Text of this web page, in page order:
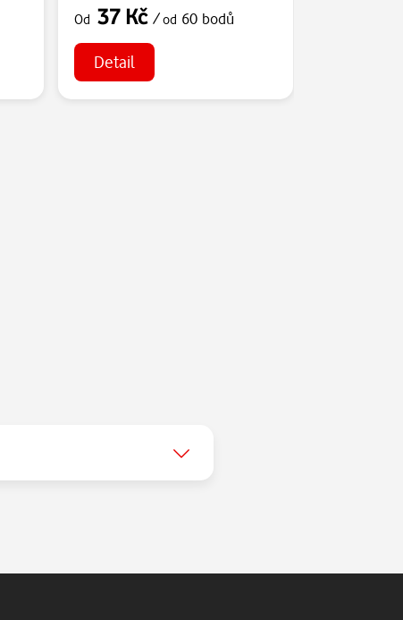
Od 37 Kč/od 60 bodů
Detail